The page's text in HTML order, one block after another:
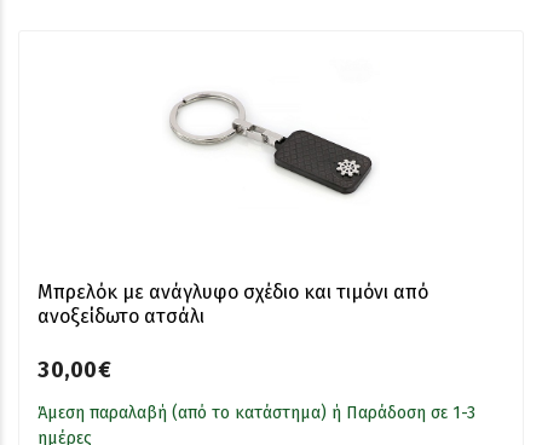
Μπρελόκ με ανάγλυφο σχέδιο και τιμόνι από
ανοξείδωτο ατσάλι
30,00€
Άμεση παραλαβή (από το κατάστημα) ή Παράδοση σε 1-3
ημέρες